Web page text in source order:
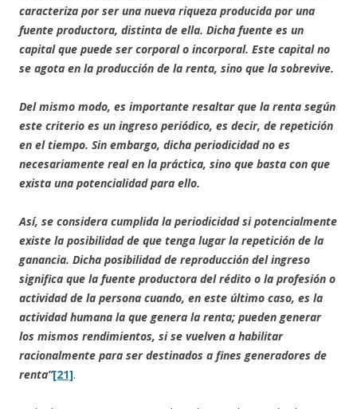
caracteriza por ser una nueva riqueza producida por una
fuente productora, distinta de ella. Dicha fuente es un
capital que puede ser corporal o incorporal. Este capital no
se agota en la producción de la renta, sino que la sobrevive.
Del mismo modo, es importante resaltar que la renta según
este criterio es un ingreso periódico, es decir, de repetición
en el tiempo. Sin embargo, dicha periodicidad no es
necesariamente real en la práctica, sino que basta con que
exista una potencialidad para ello.
Así, se considera cumplida la periodicidad si potencialmente
existe la posibilidad de que tenga lugar la repetición de la
ganancia. Dicha posibilidad de reproducción del ingreso
significa que la fuente productora del rédito o la profesión o
actividad de la persona cuando, en este último caso, es la
actividad humana la que genera la renta; pueden generar
los mismos rendimientos, si se vuelven a habilitar
racionalmente para ser destinados a fines generadores de
renta”[21].